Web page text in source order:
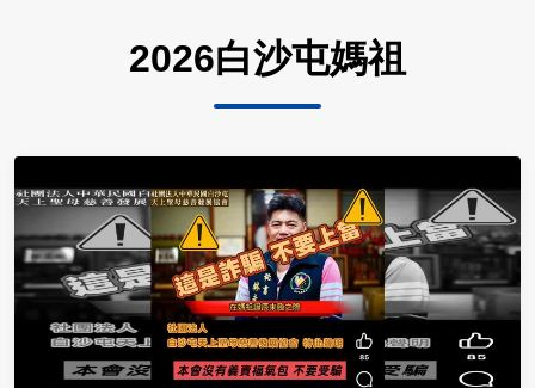
2026白沙屯媽祖